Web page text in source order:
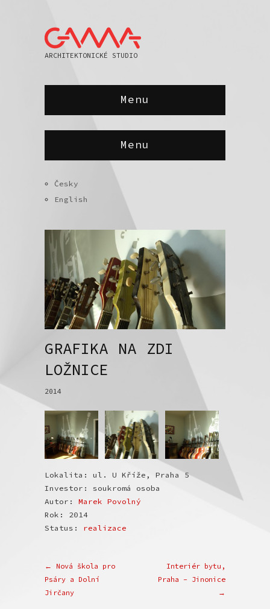
ARCHITEKTONICKÉ STUDIO
Menu
Menu
Česky
English
GRAFIKA NA ZDI
LOŽNICE
2014
Lokalita: ul. U Kříže, Praha 5
Investor: soukromá osoba
Autor: Marek Povolný
Rok: 2014
Status: realizace
← Nová škola pro
Psáry a Dolní
Jirčany
Interiér bytu,
Praha – Jinonice
→